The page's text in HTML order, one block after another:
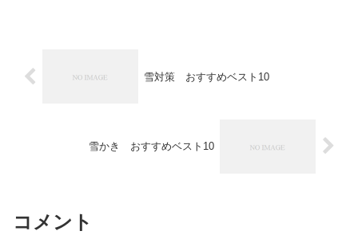
雪対策 おすすめベスト10
雪かき おすすめベスト10
コメント